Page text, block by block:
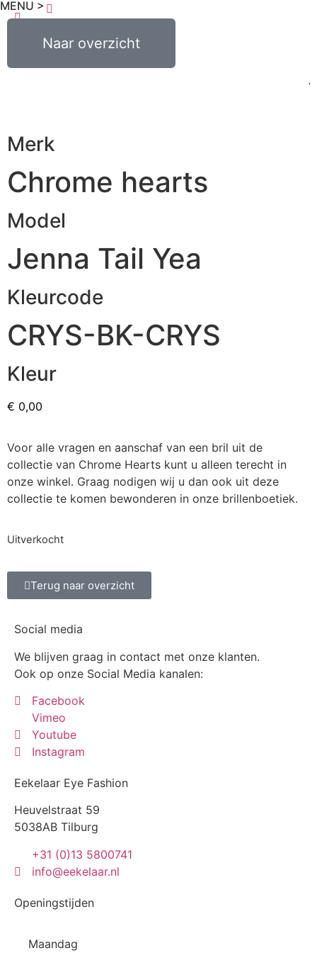
MENU >
Naar overzicht
0,00 0
Merk
Chrome hearts
Model
Jenna Tail Yea
Kleurcode
CRYS-BK-CRYS
Kleur
€ 0,00
Voor alle vragen en aanschaf van een bril uit de
collectie van Chrome Hearts kunt u alleen terecht in
onze winkel. Graag nodigen wij u dan ook uit deze
collectie te komen bewonderen in onze brillenboetiek.
Uitverkocht
Terug naar overzicht
Social media
We blijven graag in contact met onze klanten.
Ook op onze Social Media kanalen:
Facebook
Vimeo
Youtube
Instagram
Eekelaar Eye Fashion
Heuvelstraat 59
5038AB Tilburg
+31 (0)13 5800741
info@eekelaar.nl
Openingstijden
Maandag